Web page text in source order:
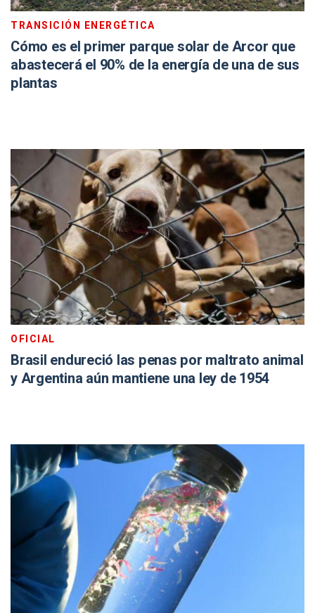
TRANSICIÓN ENERGÉTICA
Cómo es el primer parque solar de Arcor que
abastecerá el 90% de la energía de una de sus
plantas
OFICIAL
Brasil endureció las penas por maltrato animal
y Argentina aún mantiene una ley de 1954